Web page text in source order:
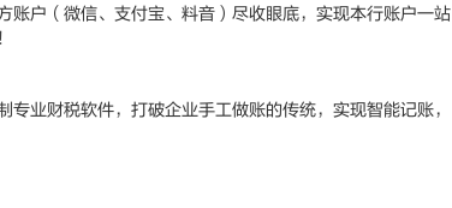
户（微信、支付宝、料音）尽收眼底，实现本行账户一站
业财税软件，打破企业手工做账的传统，实现智能记账，